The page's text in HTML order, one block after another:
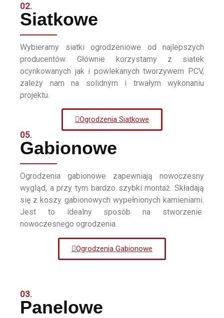
02.
Siatkowe
Wybieramy siatki ogrodzeniowe od najlepszych
producentów. Głównie korzystamy z siatek
ocynkowanych jak i powlekanych tworzywem PCV,
zależy nam na solidnym i trwałym wykonaniu
projektu.
Ogrodzenia Siatkowe
05.
Gabionowe
Ogrodzenia gabionowe zapewniają nowoczesny
wygląd, a przy tym bardzo szybki montaż. Składają
się z koszy gabionowych wypełnionych kamieniami.
Jest to idealny sposób na stworzenie
nowoczesnego ogrodzenia.
Ogrodzenia Gabionowe
03.
Panelowe